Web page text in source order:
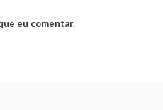
eu comentar.